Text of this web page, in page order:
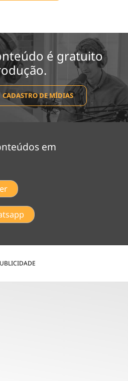
é gratuito
CADASTRO DE MÍDIAS
em